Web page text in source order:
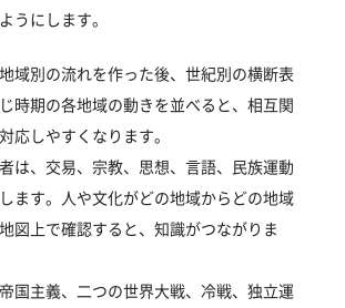
うにします。
域別の流れを作った後、世紀別の横断表
時期の各地域の動きを並べると、相互関
応しやすくなります。
は、交易、宗教、思想、言語、民族運動
ます。人や文化がどの地域からどの地域
図上で確認すると、知識がつながりま
国主義、二つの世界大戦、冷戦、独立運